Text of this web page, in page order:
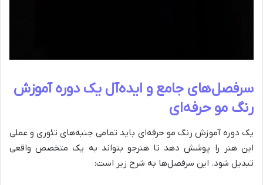
سرفصل‌های جامع و ایده‌آل یک دوره آموزش
رنگ مو حرفه‌ای
یک دوره آموزش رنگ مو حرفه‌ای باید تمامی جنبه‌های تئوری و عملی
این هنر را پوشش دهد تا هنرجو بتواند به یک متخصص واقعی
تبدیل شود. این سرفصل‌ها به شرح زیر است: